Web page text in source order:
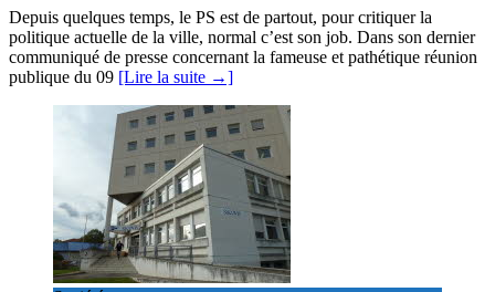
Depuis quelques temps, le PS est de partout, pour critiquer la
politique actuelle de la ville, normal c’est son job. Dans son dernier
communiqué de presse concernant la fameuse et pathétique réunion
publique du 09 [Lire la suite →]